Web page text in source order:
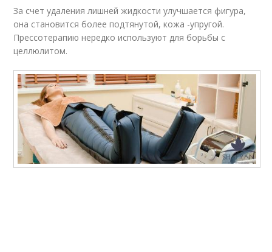
За счет удаления лишней жидкости улучшается фигура,
она становится более подтянутой, кожа -упругой.
Прессотерапию нередко используют для борьбы с
целлюлитом.